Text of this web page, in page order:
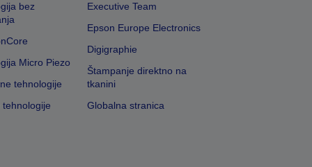
bez
Micro Piezo
tehnologije
tehnologije
Executive Team
Epson Europe Electronics
Digigraphie
Štampanje direktno na
tkanini
Globalna stranica